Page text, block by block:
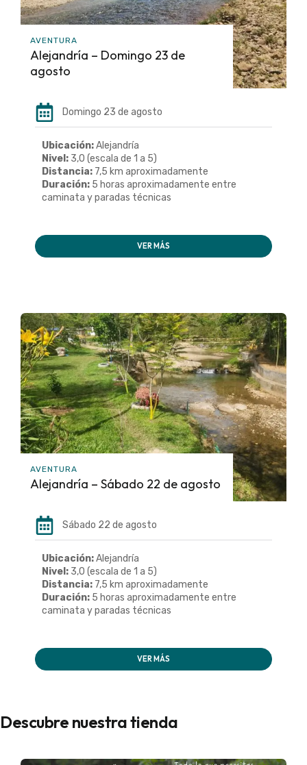
AVENTURA
Alejandría – Domingo 23 de
agosto
Domingo 23 de agosto
Ubicación:Alejandría
Nivel: 3,0 (escala de 1 a 5)
Distancia: 7,5 km aproximadamente
Duración: 5 horas aproximadamente entre
caminata y paradas técnicas
VER MÁS
AVENTURA
Alejandría – Sábado 22 de agosto
Sábado 22 de agosto
Ubicación:Alejandría
Nivel: 3,0 (escala de 1 a 5)
Distancia: 7,5 km aproximadamente
Duración: 5 horas aproximadamente entre
caminata y paradas técnicas
VER MÁS
Descubre nuestra tienda